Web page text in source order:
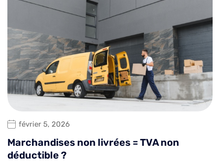
février 5, 2026
Marchandises non livrées = TVA non
déductible ?